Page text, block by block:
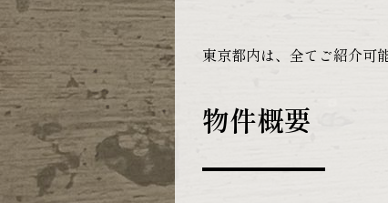
東京都内は、全てご紹介可
物件概要